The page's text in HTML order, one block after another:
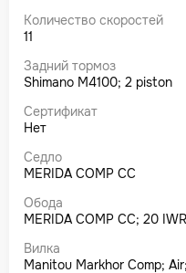
Количество скоростей
11
Задний тормоз
Shimano M4100; 2 piston
Сертификат
Нет
Седло
MERIDA COMP CC
Обода
MERIDA COMP CC; 20
Вилка
Manitou Markhor Comp;